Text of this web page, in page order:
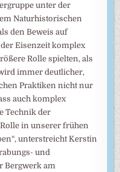
unter der
Naturhistorischen
den Beweis auf
Eisenzeit komplex
Rolle spielten, als
immer deutlicher,
Praktiken nicht nur
auch komplex
Technik der
in unserer frühen
unterstreicht Kerstin
und
Bergwerk am